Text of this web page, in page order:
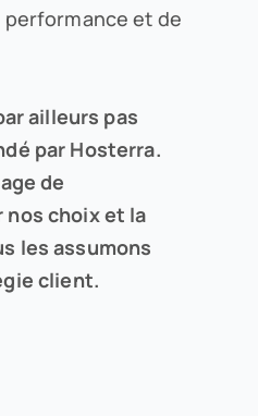
et de
ailleurs pas
par Hosterra.
de
nos choix et la
les assumons
client.